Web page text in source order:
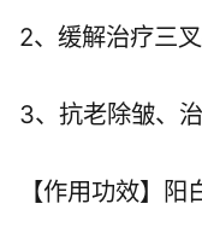
2、缓解治疗三
3、抗老除皱、
【作用功效】阳